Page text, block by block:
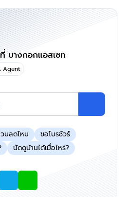
ที่ บางกอกแอสเซท
Agent
นลดไหม
ขอโบรชัวร์
นัดดูบ้านได้เมื่อไหร่?